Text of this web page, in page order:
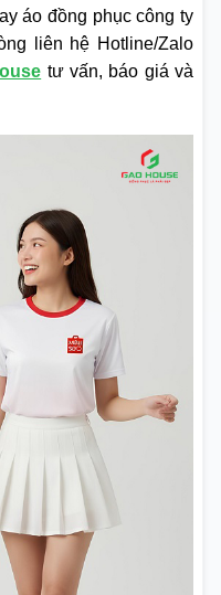
áo đồng phục công ty
liên hệ Hotline/Zalo
tư vấn, báo giá và